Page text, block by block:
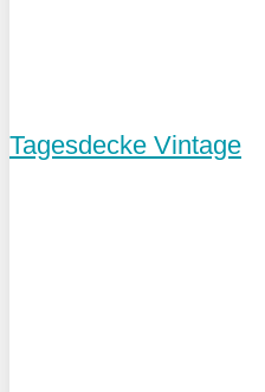
Tagesdecke Vintage